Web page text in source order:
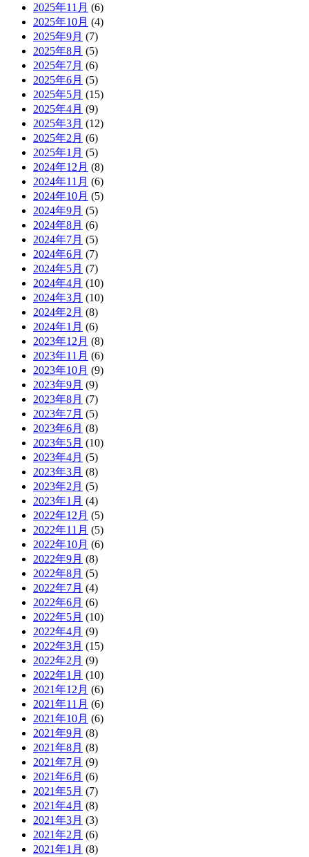
2025年11月 (6)
2025年10月 (4)
2025年9月 (7)
2025年8月 (5)
2025年7月 (6)
2025年6月 (5)
2025年5月 (15)
2025年4月 (9)
2025年3月 (12)
2025年2月 (6)
2025年1月 (5)
2024年12月 (8)
2024年11月 (6)
2024年10月 (5)
2024年9月 (5)
2024年8月 (6)
2024年7月 (5)
2024年6月 (7)
2024年5月 (7)
2024年4月 (10)
2024年3月 (10)
2024年2月 (8)
2024年1月 (6)
2023年12月 (8)
2023年11月 (6)
2023年10月 (9)
2023年9月 (9)
2023年8月 (7)
2023年7月 (5)
2023年6月 (8)
2023年5月 (10)
2023年4月 (5)
2023年3月 (8)
2023年2月 (5)
2023年1月 (4)
2022年12月 (5)
2022年11月 (5)
2022年10月 (6)
2022年9月 (8)
2022年8月 (5)
2022年7月 (4)
2022年6月 (6)
2022年5月 (10)
2022年4月 (9)
2022年3月 (15)
2022年2月 (9)
2022年1月 (10)
2021年12月 (6)
2021年11月 (6)
2021年10月 (6)
2021年9月 (8)
2021年8月 (8)
2021年7月 (9)
2021年6月 (6)
2021年5月 (7)
2021年4月 (8)
2021年3月 (3)
2021年2月 (6)
2021年1月 (8)